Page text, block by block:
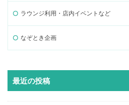
ラウンジ利用・店内イベントなど
なぞとき企画
最近の投稿